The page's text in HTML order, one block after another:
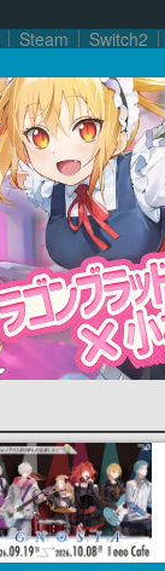
Steam Switch2